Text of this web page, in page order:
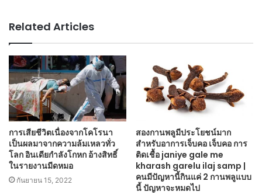
Related Articles
การเสียชีวิตเนื่องจากโคโรนา
เป็นผลมาจากความล้มเหลวทั่ว
โลก อินเดียกำลังโกหก อ้างสิทธิ์
ในรายงานมีดหมอ
กันยายน 15, 2022
สองกานพลูมีประโยชน์มาก
สำหรับอาการเจ็บคอ เจ็บคอ การ
ติดเชื้อ janiye gale me
kharash garelu ilaj samp |
คนมีปัญหานี้กินแค่ 2 กานพลูแบบ
นี้ ปัญหาจะหมดไป